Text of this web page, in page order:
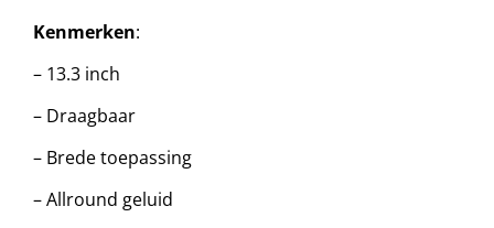
Kenmerken:
– 13.3 inch
– Draagbaar
– Brede toepassing
– Allround geluid